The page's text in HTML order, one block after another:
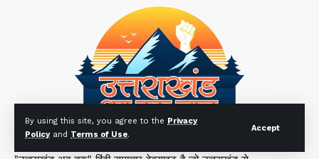
By using this site, you agree to the Privacy
Policyand Terms of Use.
Accept